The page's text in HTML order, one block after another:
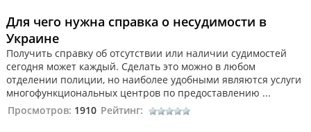
Для чего нужна справка о несудимости в
Украине
Получить справку об отсутствии или наличии судимостей
сегодня может каждый. Сделать это можно в любом
отделении полиции, но наиболее удобными являются услуги
многофункциональных центров по предоставлению ...
Просмотров: 1910 Рейтинг: